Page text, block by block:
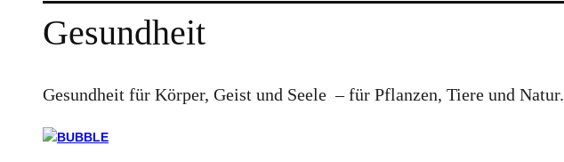
Gesundheit
Gesundheit für Körper, Geist und Seele – für Pflanzen, Tiere und Natur.